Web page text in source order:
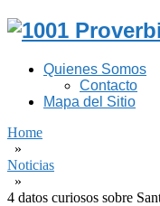
Quienes Somos
Contacto
Mapa del Sitio
Home
»
Noticias
»
4 datos curiosos sobre